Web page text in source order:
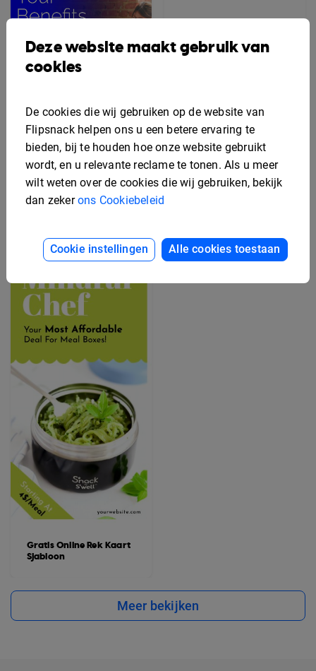
Bewerkbaar Secundaire
Arbeidsvoorwaarden
Gratis Online Rek Kaart
Sjabloon
Gratis Rek Kaart
Ontwerp Sjabloon
Meer bekijken
Deze website maakt gebruik van
cookies
De cookies die wij gebruiken op de website van
Flipsnack helpen ons u een betere ervaring te
bieden, bij te houden hoe onze website gebruikt
wordt, en u relevante reclame te tonen. Als u meer
wilt weten over de cookies die wij gebruiken, bekijk
dan zekerons Cookiebeleid
Cookie instellingen Alle cookies toestaan